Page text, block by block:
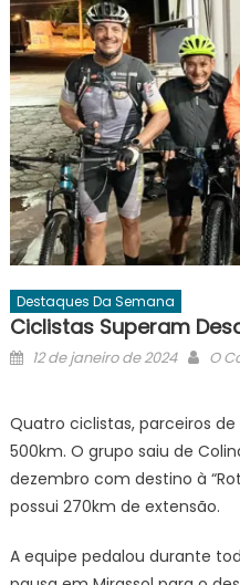
Destaques Da Semana
Ciclistas Superam
Posted
12 de janeiro de 2024 O
Quatro ciclistas, parceiros
500km. O grupo saiu de
dezembro com destino à
possui 270km de extensão.
A equipe pedalou durante